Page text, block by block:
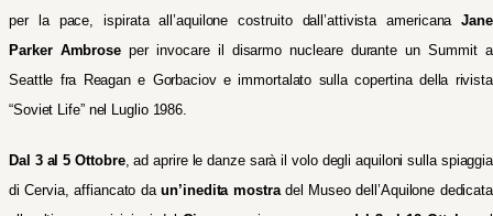
per la pace, ispirata all’aquilone costruito dall’attivista americanaJane
Parker Ambroseper invocare il disarmo nucleare durante un Summit a
Seattle fra Reagan e Gorbaciov e immortalato sulla copertina della rivista
“Soviet Life” nel Luglio 1986.
Dal 3 al 5 Ottobre, ad aprire le danze sarà il volo degli aquiloni sulla spiaggia
di Cervia, affiancato daun’inedita mostradel Museo dell’Aquilone dedicata